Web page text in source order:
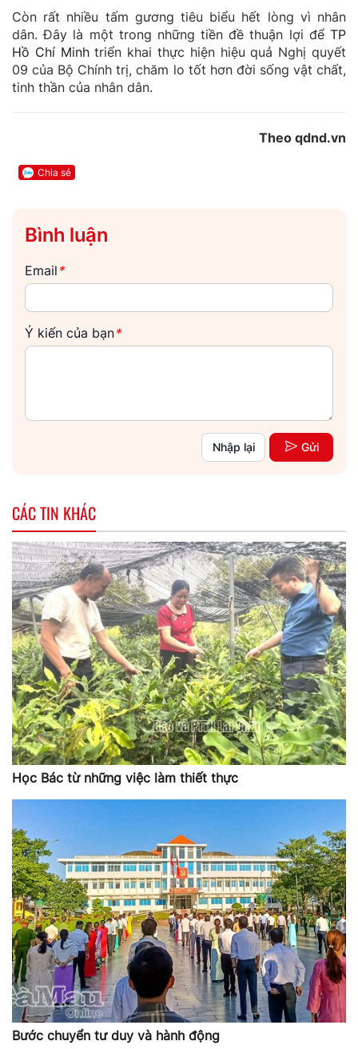
Còn rất nhiều tấm gương tiêu biểu hết lòng vì nhân
dân. Đây là một trong những tiền đề thuận lợi để TP
Hồ Chí Minhtriển khai thực hiện hiệu quả Nghị quyết
09 của Bộ Chính trị, chăm lo tốt hơn đời sống vật chất,
tinh thần của nhân dân.
Theo qdnd.vn
Chia sẻ
Bình luận
Email *
Ý kiến của bạn*
Nhập lại Gửi
CÁC TIN KHÁC
Học Bác từ những việc làm thiết thực
Bước chuyển tư duy và hành động